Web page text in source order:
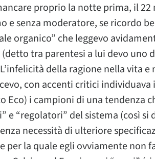
proprio la notte prima, il
e senza moderatore, se ricordo
organico” che leggevo
tra parentesi a lui devo uno
della ragione nella vita
con accenti critici
Eco) i campioni di una tendenza
e “regolatori” del sistema (così
necessità di ulteriore
per la quale egli ovviamente non